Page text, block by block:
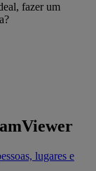
fazer um
lugares e